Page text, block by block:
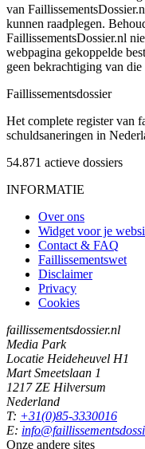
van
kunnen raadplegen.
FaillissementsDossier.nl
webpagina gekoppelde
geen bekrachtiging van die
Faillissementsdossier
Het complete register van
schuldsaneringen in
54.871 actieve dossiers
INFORMATIE
Over ons
Widget voor je
Contact & FAQ
Faillissementswet
Disclaimer
Privacy
Cookies
faillissementsdossier.nl
Media Park
Locatie Heideheuvel H1
Mart Smeetslaan 1
1217 ZE Hilversum
Nederland
T: +31(0)85-3330016
E:
Onze andere sites